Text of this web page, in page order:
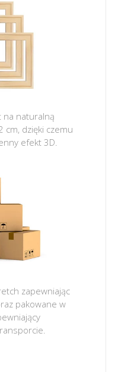
na naturalną
cm, dzięki czemu
efekt 3D.
zapewniając
pakowane w